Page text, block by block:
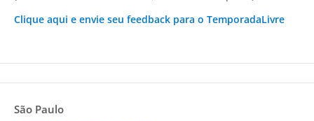
Clique aqui e envie seu feedback para o TemporadaLivre
São Paulo